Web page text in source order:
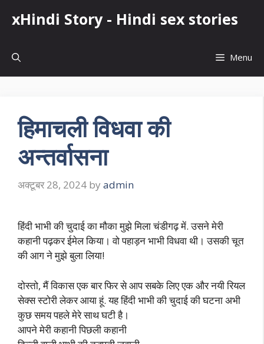
xHindi Story - Hindi sex stories
Menu
हिमाचली विधवा की
अन्तर्वासना
अक्टूबर 28, 2024 by admin
हिंदी भाभी की चुदाई का मौका मुझे मिला चंडीगढ़ में. उसने मेरी
कहानी पढ़कर ईमेल किया। वो पहाड़न भाभी विधवा थी। उसकी चूत
की आग ने मुझे बुला लिया!
दोस्तो, मैं विकास एक बार फिर से आप सबके लिए एक और नयी रियल
सेक्स स्टोरी लेकर आया हूं. यह हिंदी भाभी की चुदाई की घटना अभी
कुछ समय पहले मेरे साथ घटी है।
आपने मेरी कहानी पिछली कहानी